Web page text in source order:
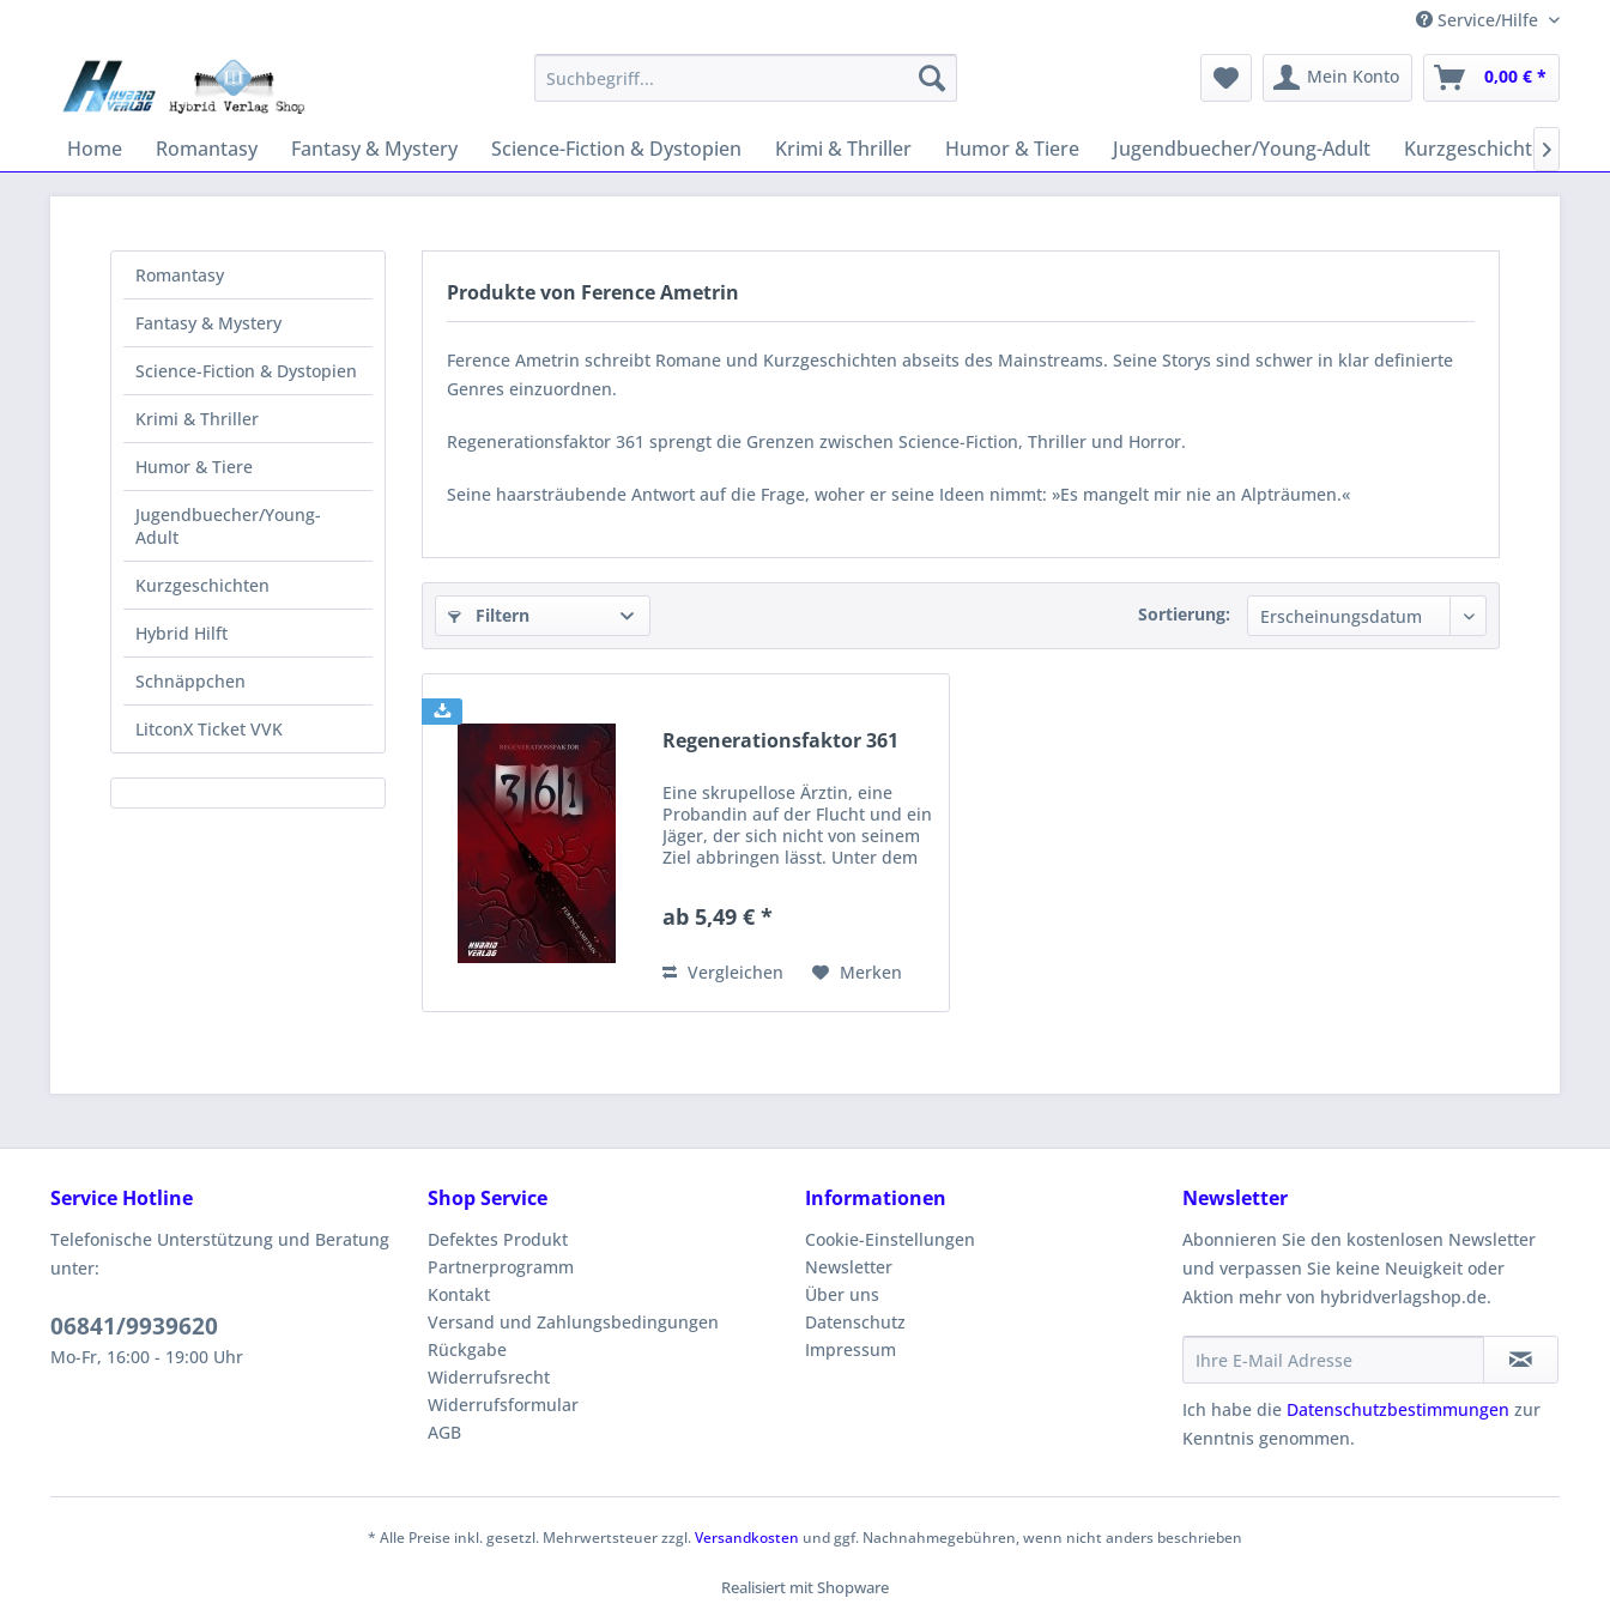
Service/Hilfe
Mein Konto 0,00 € *
Home Romantasy Fantasy & Mystery Science-Fiction & Dystopien Krimi & Thriller Humor & Tiere Jugendbuecher/Young-Adult Kurzgeschichten

Romantasy
Fantasy & Mystery
Science-Fiction & Dystopien
Krimi & Thriller
Humor & Tiere
Jugendbuecher/Young-
Adult
Kurzgeschichten
Hybrid Hilft
Schnäppchen
LitconX Ticket VVK
Produkte von Ference Ametrin
Ference Ametrin schreibt Romane und Kurzgeschichten abseits des Mainstreams. Seine Storys sind schwer in klar definierte
Genres einzuordnen.
Regenerationsfaktor 361 sprengt die Grenzen zwischen Science-Fiction, Thriller und Horror.
Seine haarsträubende Antwort auf die Frage, woher er seine Ideen nimmt: »Es mangelt mir nie an Alpträumen.«
Filtern Sortierung:
Regenerationsfaktor 361
Eine skrupellose Ärztin, eine
Probandin auf der Flucht und ein
Jäger, der sich nicht von seinem
Ziel abbringen lässt. Unter dem
geheimen Labor verbotene
ab 5,49 € *
Vergleichen Merken
Service Hotline
Telefonische Unterstützung und Beratung
unter:
06841/9939620
Mo-Fr, 16:00 - 19:00 Uhr
Shop Service
Defektes Produkt
Partnerprogramm
Kontakt
Versand und Zahlungsbedingungen
Rückgabe
Widerrufsrecht
Widerrufsformular
AGB
Informationen
Cookie-Einstellungen
Newsletter
Über uns
Datenschutz
Impressum
Newsletter
Abonnieren Sie den kostenlosen Newsletter
und verpassen Sie keine Neuigkeit oder
Aktion mehr von hybridverlagshop.de.
Ich habe die Datenschutzbestimmungen zur
Kenntnis genommen.
* Alle Preise inkl. gesetzl. Mehrwertsteuer zzgl.Versandkosten und ggf. Nachnahmegebühren, wenn nicht anders beschrieben
Realisiert mit Shopware